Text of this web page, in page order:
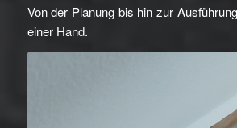
Von der Planung bis hin zur
einer Hand.